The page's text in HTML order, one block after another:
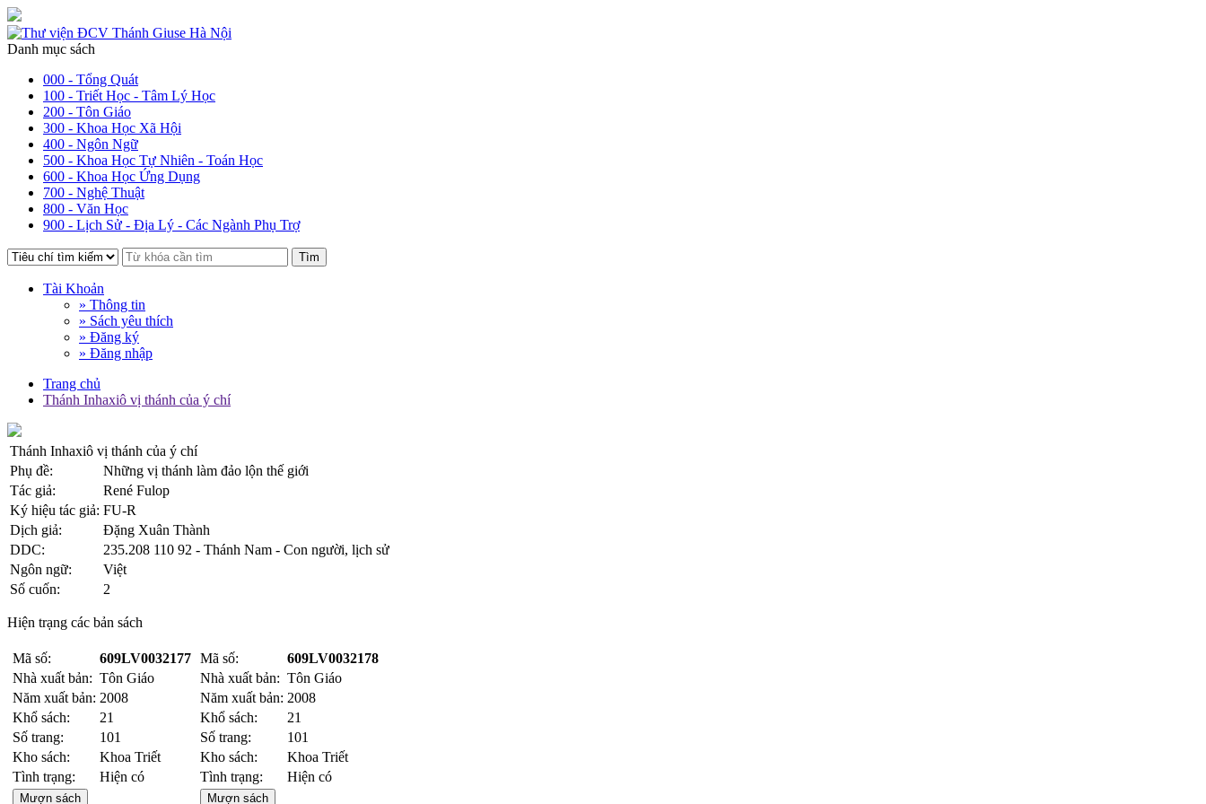
Danh mục sách
000 - Tổng Quát
100 - Triết Học - Tâm Lý Học
200 - Tôn Giáo
300 - Khoa Học Xã Hội
400 - Ngôn Ngữ
500 - Khoa Học Tự Nhiên - Toán Học
600 - Khoa Học Ứng Dụng
700 - Nghệ Thuật
800 - Văn Học
900 - Lịch Sử - Địa Lý - Các Ngành Phụ Trợ
Tìm
Tài Khoản
» Thông tin
» Sách yêu thích
» Đăng ký
» Đăng nhập
Trang chủ
Thánh Inhaxiô vị thánh của ý chí
Thánh Inhaxiô vị thánh của ý chí
Phụ đề:
Những vị thánh làm đảo lộn thế giới
Tác giả:
René Fulop
Ký hiệu tác giả: FU-R
Dịch giả:
Đặng Xuân Thành
DDC:
235.208 110 92 - Thánh Nam - Con người, lịch sử
Ngôn ngữ:
Việt
Số cuốn:
2
Hiện trạng các bản sách
Mã số:
609LV0032177
Nhà xuất bản: Tôn Giáo
Năm xuất bản: 2008
Khổ sách:
21
Số trang:
101
Kho sách:
Khoa Triết
Tình trạng:
Hiện có
Mượn sách
Mã số:
609LV0032178
Nhà xuất bản: Tôn Giáo
Năm xuất bản: 2008
Khổ sách:
21
Số trang:
101
Kho sách:
Khoa Triết
Tình trạng:
Hiện có
Mượn sách